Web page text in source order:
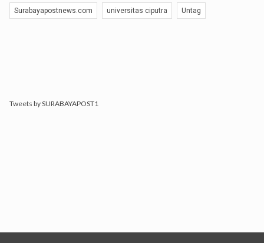
Surabayapostnews.com universitas ciputra Untag
Tweets by SURABAYAPOST1